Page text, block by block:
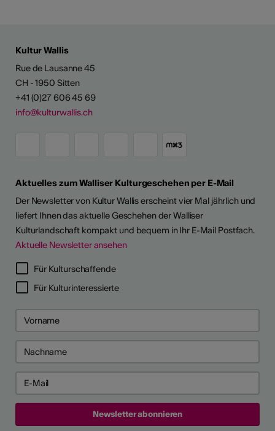
Kultur Wallis
Rue de Lausanne 45
CH - 1950 Sitten
+41 (0)27 606 45 69
info@kulturwallis.ch
Aktuelles zum Walliser Kulturgeschehen per E-Mail
Der Newsletter von Kultur Wallis erscheint vier Mal jährlich und
liefert Ihnen das aktuelle Geschehen der Walliser
Kulturlandschaft kompakt und bequem in Ihr E-Mail Postfach.
Aktuelle Newsletter ansehen
Für Kulturschaffende
Für Kulturinteressierte